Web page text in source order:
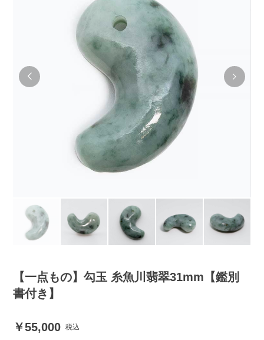
【一点もの】勾玉 糸魚川翡翠31mm【鑑別
書付き】
55,000 税込